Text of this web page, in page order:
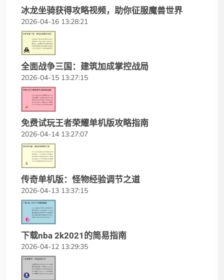
冰龙坐骑获得攻略视频，助你征服魔兽世界
2026-04-16 13:28:21
全面战争三国：建筑加成掌控战局
2026-04-15 13:27:15
免费试玩王者荣耀单机版攻略指南
2026-04-14 13:27:07
传奇单机版：怪物经验调节之道
2026-04-13 13:37:15
下载nba 2k2021的简易指南
2026-04-12 13:29:35